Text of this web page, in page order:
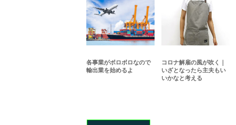
各事業がボロボロなので
輸出業を始めるよ
コロナ解雇の風が吹く｜
いざとなったら主夫もい
いかなと考える